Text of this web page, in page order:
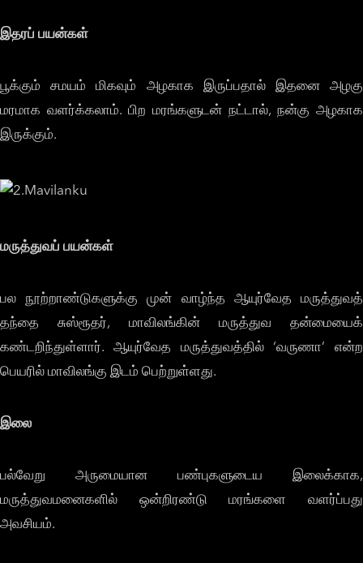
இதரப் பயன்கள்
பூக்கும் சமயம் மிகவும் அழகாக இருப்பதால் இதனை அழகு
மரமாக வளர்க்கலாம். பிற மரங்களுடன் நட்டால், நன்கு அழகாக
இருக்கும்.
மருத்துவப் பயன்கள்
பல நூற்றாண்டுகளுக்கு முன் வாழ்ந்த ஆயுர்வேத மருத்துவத்
தந்தை சுஸ்ரூதர், மாவிலங்கின் மருத்துவ தன்மையைக்
கண்டறிந்துள்ளார். ஆயுர்வேத மருத்துவத்தில் ‘வருணா’ என்ற
பெயரில் மாவிலங்கு இடம் பெற்றுள்ளது.
இலை
பல்வேறு அருமையான பண்புகளுடைய இலைக்காக,
மருத்துவமனைகளில் ஒன்றிரண்டு மரங்களை வளர்ப்பது
அவசியம்.